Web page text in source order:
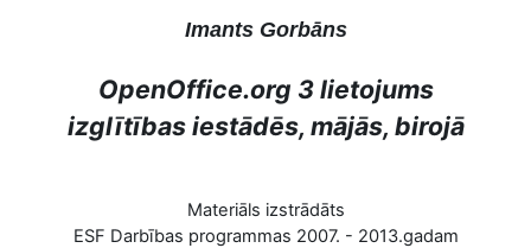
Imants Gorbāns
OpenOffice.org 3 lietojums
izglītības iestādēs, mājās, birojā
Materiāls izstrādāts
ESF Darbības programmas 2007. - 2013.gadam